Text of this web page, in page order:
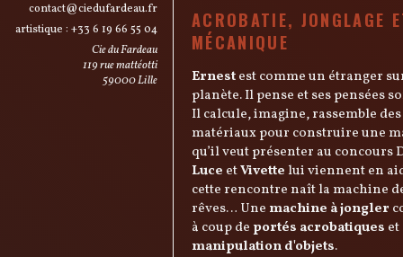
rf.uaedrafudeic@tcatnoc
artistique : +33 6 19 66 55 04
Cie du Fardeau
119 rue mattéotti
59000 Lille
La Machine
ACROBATIE, JONGLAGE
MÉCANIQUE
Ernestest comme un étranger
planète. Il pense et ses pensées
Il calcule, imagine, rassemble des
matériaux pour construire une
qu’il veut présenter au concours
Luce etVivette lui viennent en
cette rencontre naît la machine
rêves… Une machine à jongler
à coup de portés acrobatiques et
manipulation d'objets.